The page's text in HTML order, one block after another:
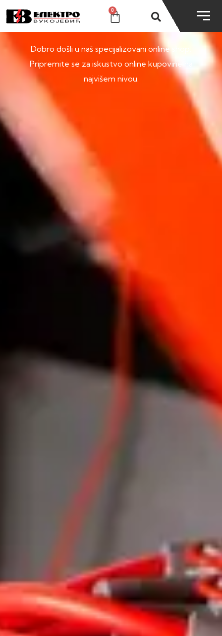
0
SHOP
Dobro došli u naš specijalizovani online shop.
Pripremite se za iskustvo online kupovine na
najvišem nivou.